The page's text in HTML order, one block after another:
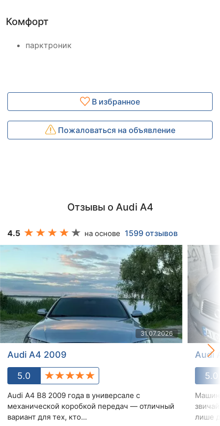
Комфорт
парктроник
В избранное
Пожаловаться на объявление
Отзывы о Audi A4
4.5 на основе 1599 отзывов
31.07.2026
Audi A4 2009
5.0
Audi A4 B8 2009 года в универсале с
механической коробкой передач — отличный
вариант для тех, кто...
Audi
5.0
лише